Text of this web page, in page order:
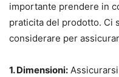
importante prendere in
praticita del prodotto. Ci
considerare per
1. Dimensioni: